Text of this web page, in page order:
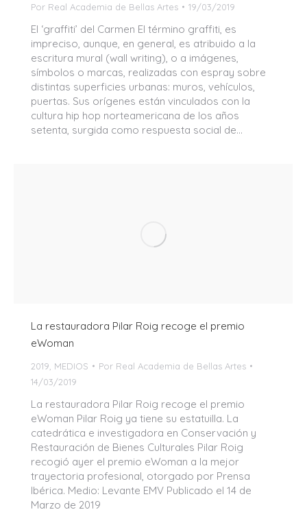
Por Real Academia de Bellas Artes 19/03/2019
El ‘graffiti’ del Carmen El término graffiti, es
impreciso, aunque, en general, es atribuido a la
escritura mural (wall writing), o a imágenes,
símbolos o marcas, realizadas con espray sobre
distintas superficies urbanas: muros, vehículos,
puertas. Sus orígenes están vinculados con la
cultura hip hop norteamericana de los años
setenta, surgida como respuesta social de…
La restauradora Pilar Roig recoge el premio
eWoman
2019 MEDIOS Por Real Academia de Bellas Artes
14/03/2019
La restauradora Pilar Roig recoge el premio
eWoman Pilar Roig ya tiene su estatuilla. La
catedrática e investigadora en Conservación y
Restauración de Bienes Culturales Pilar Roig
recogió ayer el premio eWoman a la mejor
trayectoria profesional, otorgado por Prensa
Ibérica. Medio: Levante EMV Publicado el 14 de
Marzo de 2019